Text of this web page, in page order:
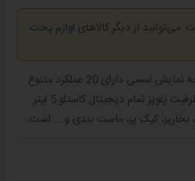
می‌توانید از دیگر کالاهای لوازم پخت
پلوپز کاستلو مدل 660 پلوپز دیجیتالی با صفحه نمایش لمسی دارای 20 عملکرد متنوع
برای پخت و تهیه انواع غذا، کیک و ... است، ظرفیت پلوپز تمام دیجیتال کاستلو 5 لیتر
کیک پز، ماست بندی و ... است.